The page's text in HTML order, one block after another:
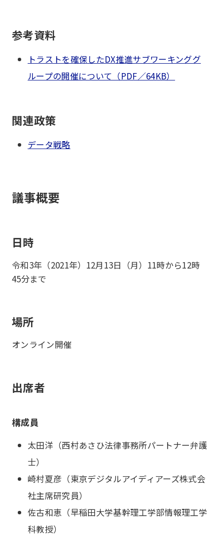
参考資料
トラストを確保したDX推進サブワーキンググ
ループの開催について（PDF／64KB）
関連政策
データ戦略
議事概要
日時
令和3年（2021年）12月13日（月）11時から12時
45分まで
場所
オンライン開催
出席者
構成員
太田洋（西村あさひ法律事務所パートナー弁護
士）
崎村夏彦（東京デジタルアイディアーズ株式会
社主席研究員）
佐古和恵（早稲田大学基幹理工学部情報理工学
科教授）